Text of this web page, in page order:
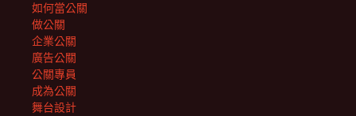
如何當公關
做公關
企業公關
廣告公關
公關專員
成為公關
舞台設計